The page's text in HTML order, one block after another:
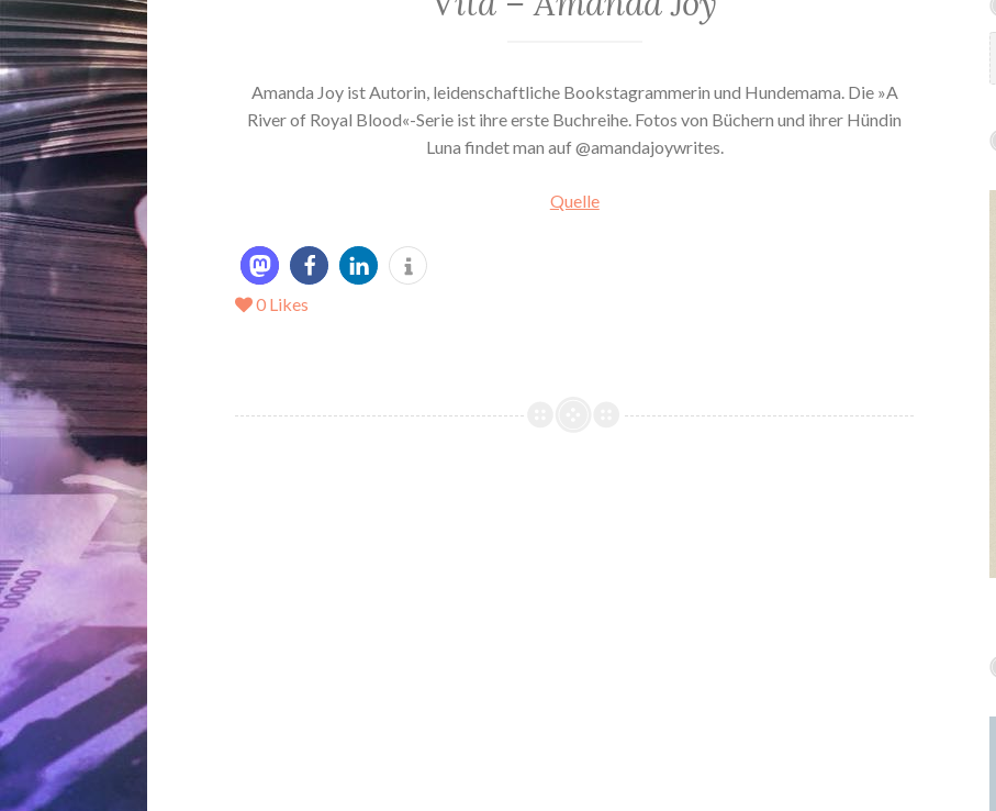
Amanda Joy ist Autorin, leidenschaftliche Bookstagrammerin und Hundemama. Die »A
River of Royal Blood«-Serie ist ihre erste Buchreihe. Fotos von Büchern und ihrer Hündin
Luna findet man auf @amandajoywrites.
Quelle
0 Likes